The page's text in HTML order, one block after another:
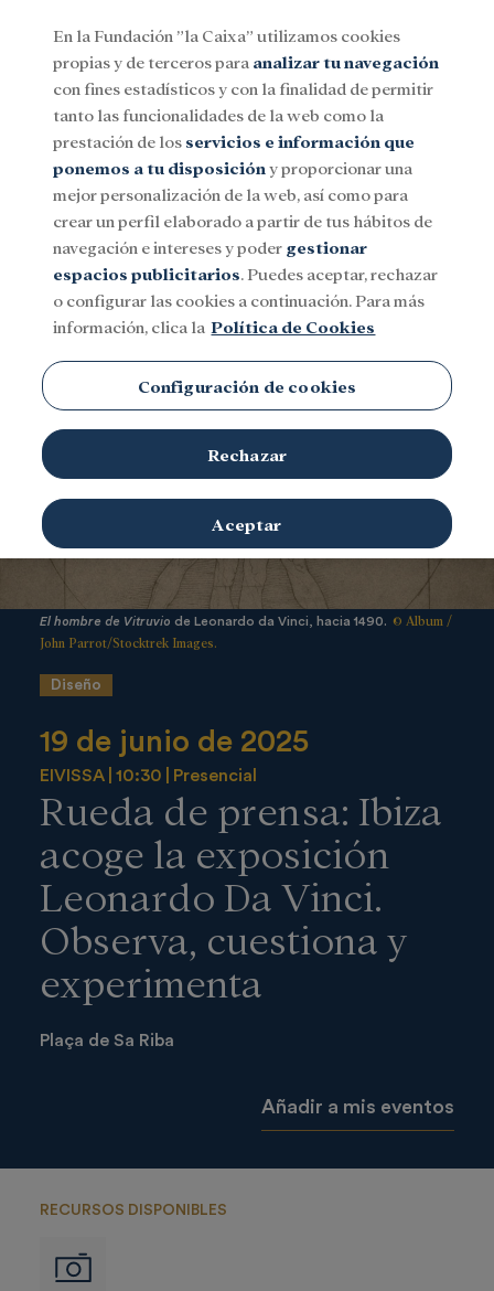
Menu
SocialInvestigación y becasCultura
El hombre de Vitruvio de Leonardo da Vinci, hacia 1490. © Album /
John Parrot/Stocktrek Images.
Diseño
19 de junio de 2025
EIVISSA 10:30 Presencial
Rueda de prensa: Ibiza
acoge la exposición
Leonardo Da Vinci.
Observa, cuestiona y
experimenta
Plaça de Sa Riba
Añadir a mis eventos
RECURSOS DISPONIBLES
Imágenes
En la Fundación ”la Caixa” utilizamos cookies
propias y de terceros para analizar tu navegación
con fines estadísticos y con la finalidad de permitir
tanto las funcionalidades de la web como la
prestación de los servicios e información que
ponemos a tu disposición y proporcionar una
mejor personalización de la web, así como para
crear un perfil elaborado a partir de tus hábitos de
navegación e intereses y poder gestionar
espacios publicitarios. Puedes aceptar, rechazar
o configurar las cookies a continuación. Para más
información, clica la Política de Cookies
Configuración de cookies
Rechazar
Aceptar